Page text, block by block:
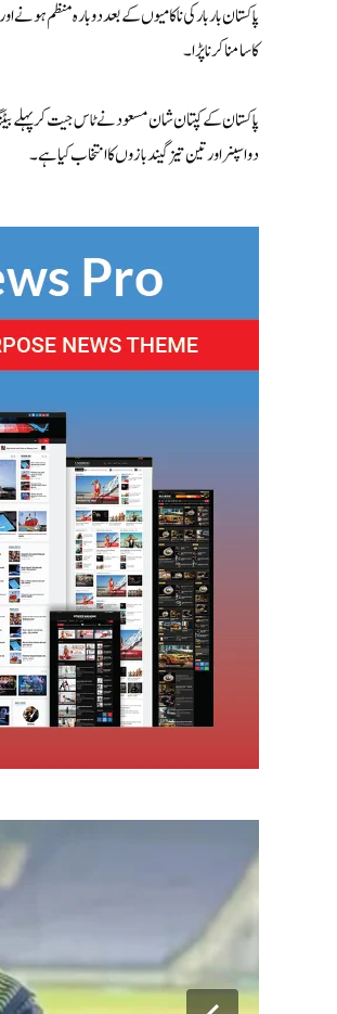
پاکستان بار بار کی ناکامیوں کے بعد دوبارہ منظم
کا سامنا کرنا پڑا۔
پاکستان کے کپتان شان مسعود نے ٹاس جیت کر پہلے
دو اسپنر اور تین تیز گیند بازوں کا انتخاب کیا ہے۔